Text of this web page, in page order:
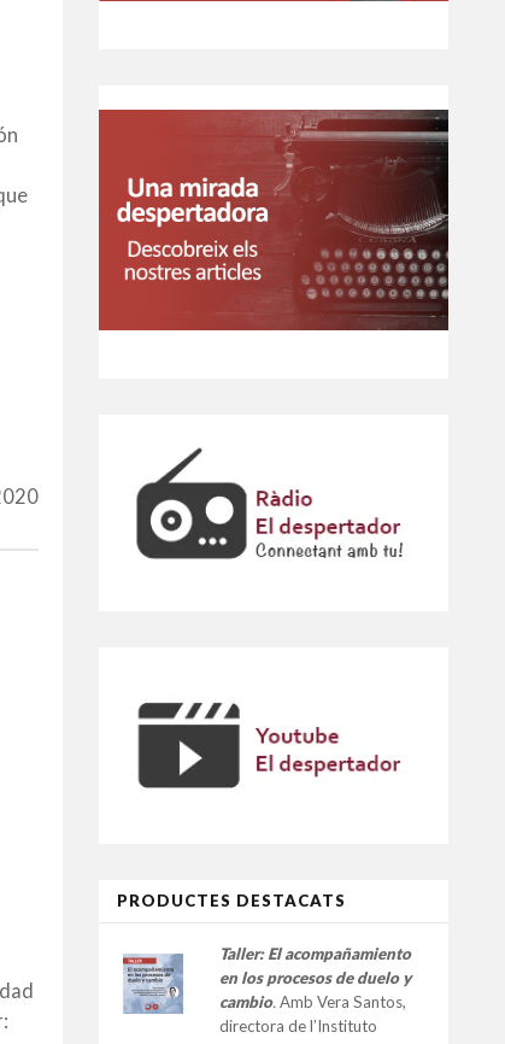
PRODUCTES DESTACATS
Taller: El acompañamiento
en los procesos de duelo y
cambio. Amb Vera Santos,
directora de l’Instituto